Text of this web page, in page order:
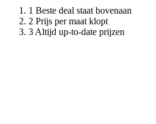
Beste deal staat bovenaan
Prijs per maat klopt
Altijd up-to-date prijzen